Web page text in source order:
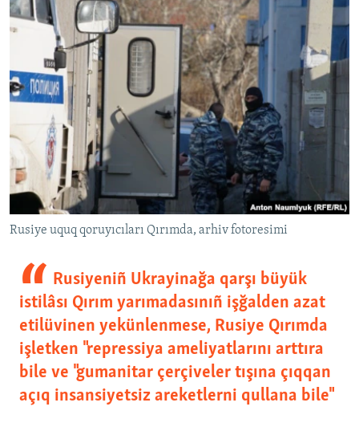
Rusiye uquq qoruyıcıları Qırımda, arhiv fotoresimi
Rusiyeniñ Ukrayinağa qarşı büyük
istilâsı Qırım yarımadasınıñ işğalden azat
etilüvinen yekünlenmese, Rusiye Qırımda
işletken "repressiya ameliyatlarını arttıra
bile ve "gumanitar çerçiveler tışına çıqqan
açıq insansiyetsiz areketlerni qullana bile"